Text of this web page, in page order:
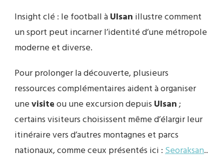
Insight clé : le football àUlsan illustre comment
un sport peut incarner l’identité d’une métropole
moderne et diverse.
Pour prolonger la découverte, plusieurs
ressources complémentaires aident à organiser
unevisiteou une excursion depuis Ulsan;
certains visiteurs choisissent même d’élargir leur
itinéraire vers d’autres montagnes et parcs
nationaux, comme ceux présentés ici :Seoraksan..